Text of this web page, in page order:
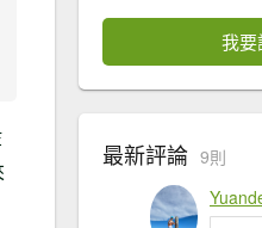
我要
最新評論 9則